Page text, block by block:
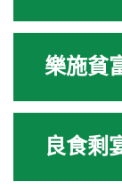
樂施貧
良食剩